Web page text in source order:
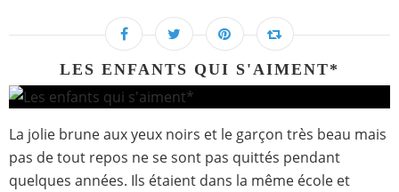
LES ENFANTS QUI S'AIMENT*
La jolie brune aux yeux noirs et le garçon très beau mais
pas de tout repos ne se sont pas quittés pendant
quelques années. Ils étaient dans la même école et